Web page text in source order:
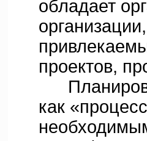
обладает
проектов,
как